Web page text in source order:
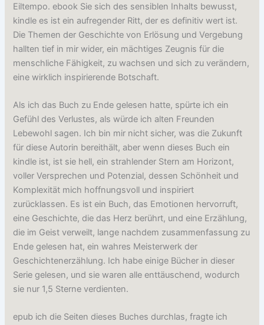
Eiltempo. ebook Sie sich des sensiblen Inhalts bewusst,
kindle es ist ein aufregender Ritt, der es definitiv wert ist.
Die Themen der Geschichte von Erlösung und Vergebung
hallten tief in mir wider, ein mächtiges Zeugnis für die
menschliche Fähigkeit, zu wachsen und sich zu verändern,
eine wirklich inspirierende Botschaft.
Als ich das Buch zu Ende gelesen hatte, spürte ich ein
Gefühl des Verlustes, als würde ich alten Freunden
Lebewohl sagen. Ich bin mir nicht sicher, was die Zukunft
für diese Autorin bereithält, aber wenn dieses Buch ein
kindle ist, ist sie hell, ein strahlender Stern am Horizont,
voller Versprechen und Potenzial, dessen Schönheit und
Komplexität mich hoffnungsvoll und inspiriert
zurücklassen. Es ist ein Buch, das Emotionen hervorruft,
eine Geschichte, die das Herz berührt, und eine Erzählung,
die im Geist verweilt, lange nachdem zusammenfassung zu
Ende gelesen hat, ein wahres Meisterwerk der
Geschichtenerzählung. Ich habe einige Bücher in dieser
Serie gelesen, und sie waren alle enttäuschend, wodurch
sie nur 1,5 Sterne verdienten.
epub ich die Seiten dieses Buches durchlas, fragte ich